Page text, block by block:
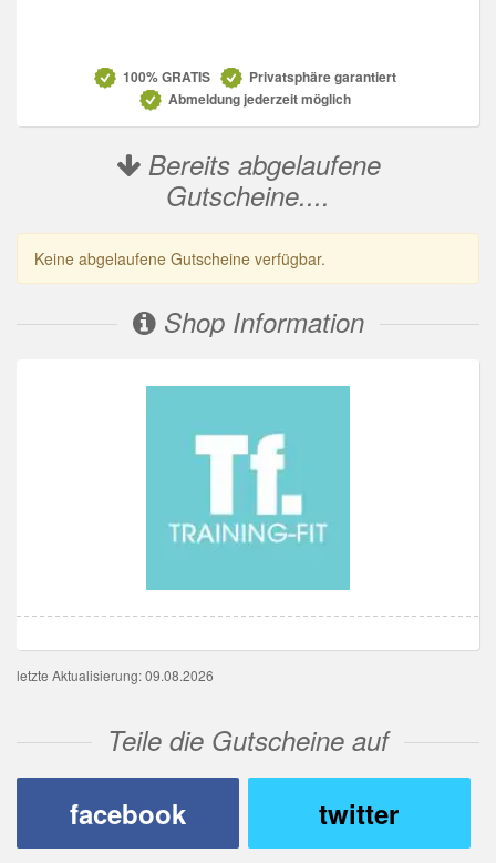
100% GRATIS
Privatsphäre garantiert
Abmeldung jederzeit möglich
Bereits abgelaufene
Gutscheine....
Keine abgelaufene Gutscheine verfügbar.
Shop Information
letzte Aktualisierung: 09.08.2026
Teile die Gutscheine auf
facebook
twitter